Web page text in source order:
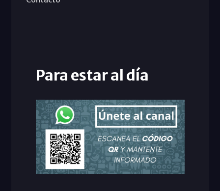
Para estar al día